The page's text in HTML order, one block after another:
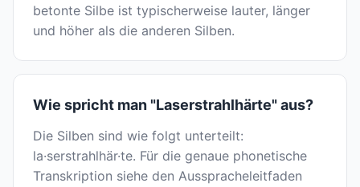
betonte Silbe ist typischerweise lauter, länger
und höher als die anderen Silben.
Wie spricht man "Laserstrahlhärte" aus?
Die Silben sind wie folgt unterteilt:
la·serstrahlhär·te. Für die genaue phonetische
Transkription siehe den Ausspracheleitfaden